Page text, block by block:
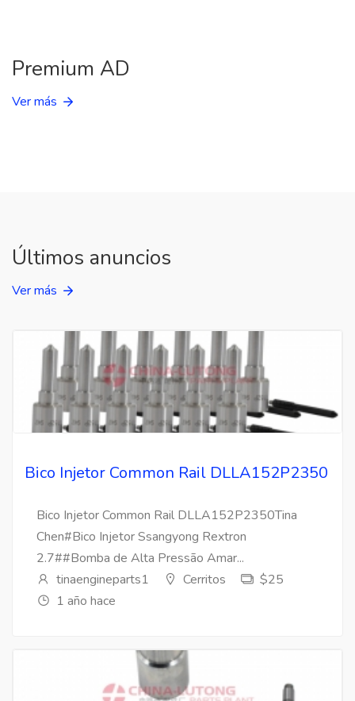
Premium AD
Ver más
Últimos anuncios
Ver más
Bico Injetor Common Rail DLLA152P2350
Bico Injetor Common Rail DLLA152P2350Tina
Chen#Bico Injetor Ssangyong Rextron
2.7##Bomba de Alta Pressão Amar...
tinaengineparts1
Cerritos
$25
1 año hace